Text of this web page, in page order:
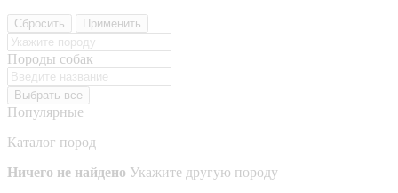
Сбросить Применить
Породы собак
Выбрать все
Популярные
Каталог пород
Ничего не найдено Укажите другую породу